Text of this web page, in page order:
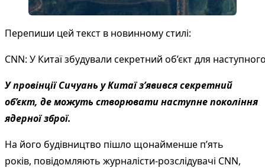
Перепиши цей текст в новинному стилі:
CNN: У Китаї збудували секретний об’єкт для
У провінції Сичуань у Китаї з’явився секретний
об’єкт, де можуть створювати наступне покоління
ядерної зброї.
На його будівництво пішло щонайменше п’ять
років, повідомляють журналісти-розслідувачі CNN,